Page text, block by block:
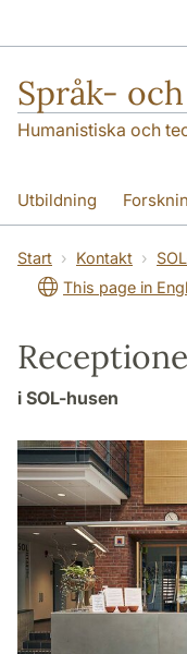
Språk-
Humanistiska och
Utbildning
SOL-husen Kontakt
översättning till
Start Kontakt
This page in
i SOL-husen